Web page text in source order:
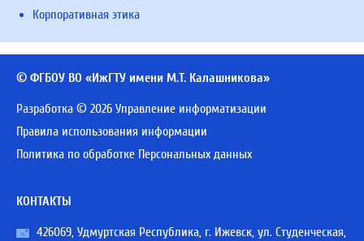
Корпоративная этика
© ФГБОУ ВО «ИжГТУ имени М.Т. Калашникова»
Разработка © 2026 Управление информатизации
Правила использования информации
Политика по обработке Персональных данных
КОНТАКТЫ
426069, Удмуртская Республика, г. Ижевск, ул. Студенческая,